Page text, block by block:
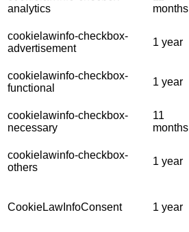
analytics
months
cookielawinfo-checkbox-
advertisement
1 year
cookielawinfo-checkbox-
functional
1 year
cookielawinfo-checkbox-
necessary
11
months
cookielawinfo-checkbox-
others
1 year
CookieLawInfoConsent 1 year